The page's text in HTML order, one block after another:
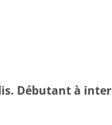
Débutant à